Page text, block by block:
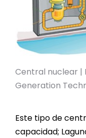
Central nuclear |
Generation
Este tipo de
capacidad;